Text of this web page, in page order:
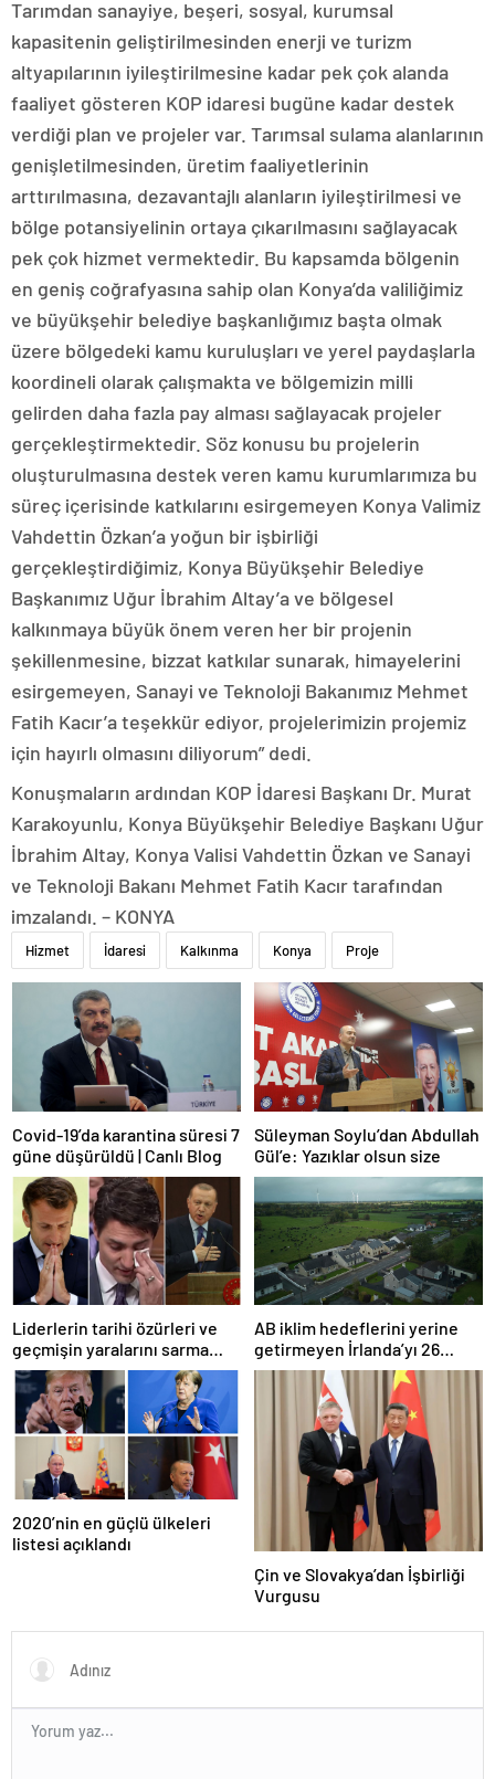
Tarımdan sanayiye, beşeri, sosyal, kurumsal
kapasitenin geliştirilmesinden enerji ve turizm
altyapılarının iyileştirilmesine kadar pek çok alanda
faaliyet gösteren KOP idaresi bugüne kadar destek
verdiği plan ve projeler var. Tarımsal sulama alanlarının
genişletilmesinden, üretim faaliyetlerinin
arttırılmasına, dezavantajlı alanların iyileştirilmesi ve
bölge potansiyelinin ortaya çıkarılmasını sağlayacak
pek çok hizmet vermektedir. Bu kapsamda bölgenin
en geniş coğrafyasına sahip olan Konya’da valiliğimiz
ve büyükşehir belediye başkanlığımız başta olmak
üzere bölgedeki kamu kuruluşları ve yerel paydaşlarla
koordineli olarak çalışmakta ve bölgemizin milli
gelirden daha fazla pay alması sağlayacak projeler
gerçekleştirmektedir. Söz konusu bu projelerin
oluşturulmasına destek veren kamu kurumlarımıza bu
süreç içerisinde katkılarını esirgemeyen Konya Valimiz
Vahdettin Özkan’a yoğun bir işbirliği
gerçekleştirdiğimiz, Konya Büyükşehir Belediye
Başkanımız Uğur İbrahim Altay’a ve bölgesel
kalkınmaya büyük önem veren her bir projenin
şekillenmesine, bizzat katkılar sunarak, himayelerini
esirgemeyen, Sanayi ve Teknoloji Bakanımız Mehmet
Fatih Kacır’a teşekkür ediyor, projelerimizin projemiz
için hayırlı olmasını diliyorum” dedi.
Konuşmaların ardından KOP İdaresi Başkanı Dr. Murat
Karakoyunlu, Konya Büyükşehir Belediye Başkanı Uğur
İbrahim Altay, Konya Valisi Vahdettin Özkan ve Sanayi
ve Teknoloji Bakanı Mehmet Fatih Kacır tarafından
imzalandı. – KONYA
Hizmet İdaresi Kalkınma Konya Proje
Covid-19’da karantina süresi 7
güne düşürüldü | Canlı Blog
Süleyman Soylu’dan Abdullah
Gül’e: Yazıklar olsun size
Liderlerin tarihi özürleri ve
geçmişin yaralarını sarma
çabaları
AB iklim hedeflerini yerine
getirmeyen İrlanda’yı 26
milyar euroluk ceza bekliyor
2020’nin en güçlü ülkeleri
listesi açıklandı
Çin ve Slovakya’dan İşbirliği
Vurgusu